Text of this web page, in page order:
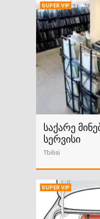
SUPER VIP
საქარე
სერვისი
Tbilisi
SUPER VIP